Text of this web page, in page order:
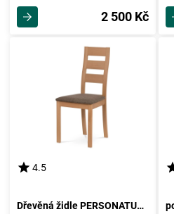
2 500 Kč
4.5
Dřevěná židle PERSONATUS, buk/hnědá